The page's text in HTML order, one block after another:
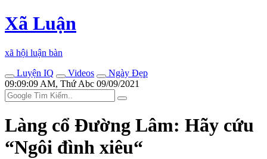
Xã Luận
xã hội luận bàn
Luyện IQ
Videos
Ngày Đẹp
09:09:09 AM, Thứ Abc 09/09/2021
Làng cổ Đường Lâm: Hãy cứu
“Ngôi đình xiêu“